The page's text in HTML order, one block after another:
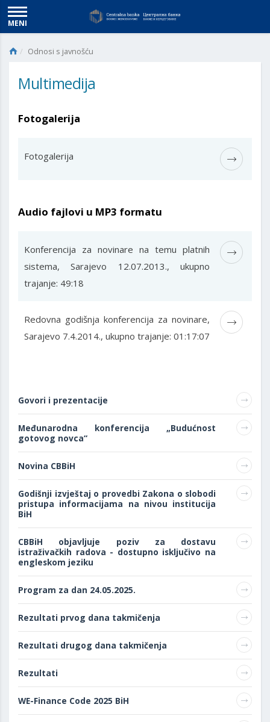
MENI
Odnosi s javnošću
Multimedija
Fotogalerija
Fotogalerija
Audio fajlovi u MP3 formatu
Konferencija za novinare na temu platnih
sistema, Sarajevo 12.07.2013., ukupno
trajanje: 49:18
Redovna godišnja konferencija za novinare,
Sarajevo 7.4.2014., ukupno trajanje: 01:17:07
Govori i prezentacije
Međunarodna konferencija „Budućnost
gotovog novca“
Novina CBBiH
Godišnji izvještaj o provedbi Zakona o slobodi
pristupa informacijama na nivou institucija
BiH
CBBiH objavljuje poziv za dostavu
istraživačkih radova - dostupno isključivo na
engleskom jeziku
Program za dan 24.05.2025.
Rezultati prvog dana takmičenja
Rezultati drugog dana takmičenja
Rezultati
WE-Finance Code 2025 BiH